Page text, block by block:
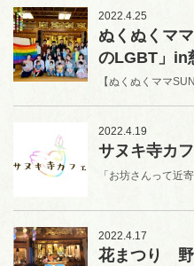
2022.4.25
ぬくぬくマ
のLGBT」in
【ぬくぬくママ
2022.4.19
サヌキ寺カ
「お坊さんって近
2022.4.17
花まつり 野